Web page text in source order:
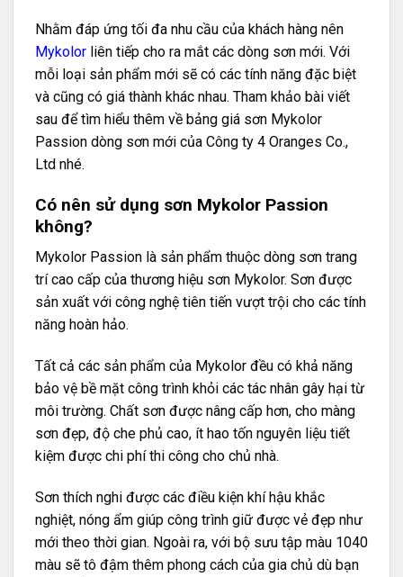
Nhằm đáp ứng tối đa nhu cầu của khách hàng nên
Mykolor liên tiếp cho ra mắt các dòng sơn mới. Với
mỗi loại sản phẩm mới sẽ có các tính năng đặc biệt
và cũng có giá thành khác nhau. Tham khảo bài viết
sau để tìm hiểu thêm về bảng giá sơn Mykolor
Passion dòng sơn mới của Công ty 4 Oranges Co.,
Ltd nhé.
Có nên sử dụng sơn Mykolor Passion
không?
Mykolor Passion là sản phẩm thuộc dòng sơn trang
trí cao cấp của thương hiệu sơn Mykolor. Sơn được
sản xuất với công nghệ tiên tiến vượt trội cho các tính
năng hoàn hảo.
Tất cả các sản phẩm của Mykolor đều có khả năng
bảo vệ bề mặt công trình khỏi các tác nhân gây hại từ
môi trường. Chất sơn được nâng cấp hơn, cho màng
sơn đẹp, độ che phủ cao, ít hao tốn nguyên liệu tiết
kiệm được chi phí thi công cho chủ nhà.
Sơn thích nghi được các điều kiện khí hậu khắc
nghiệt, nóng ẩm giúp công trình giữ được vẻ đẹp như
mới theo thời gian. Ngoài ra, với bộ sưu tập màu 1040
màu sẽ tô đậm thêm phong cách của gia chủ dù bạn